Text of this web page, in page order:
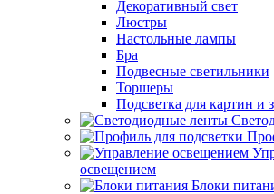
Декоративный свет
Люстры
Настольные лампы
Бра
Подвесные светильники
Торшеры
Подсветка для картин и
освещением
Блоки